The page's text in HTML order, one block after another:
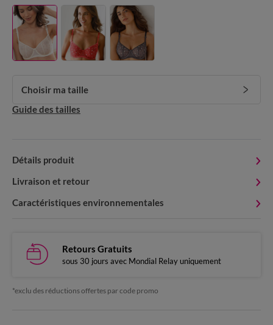
Choisir ma taille
Guide des tailles
Détails produit
Livraison et retour
Caractéristiques environnementales
Retours Gratuits
sous 30 jours avec Mondial Relay uniquement
*exclu des réductions offertes par code promo